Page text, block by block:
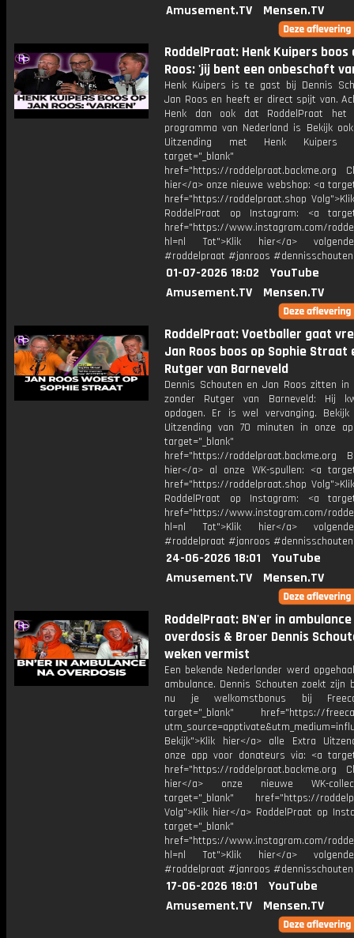
Amusement.TV
Mensen.TV
RoddelPraat: Henk Kuipers boos
Roos: 'jij bent een onbeschoft
Henk Kuipers is te gast bij Dennis
Jan Roos en heeft er direct spijt van.
Henk dan ook dat RoddelPraat het
programma van Nederland is Bekijk
Uitzending met Henk
target="_blank"
href="https://roddelpraat.backme.org
hier</a> onze nieuwe webshop: <a
href="https://roddelpraat.shop
RoddelPraat op Instagram: <a
href="https://www.instagram.com/
hl=nl Tot">Klik hier</a>
#roddelpraat #janroos #dennisschouten
01-07-2026 18:02
YouTube
Amusement.TV
Mensen.TV
RoddelPraat: Voetballer gaat
Jan Roos boos op Sophie Straat
Rutger van Barneveld
Dennis Schouten en Jan Roos zitten in
zonder Rutger van Barneveld: Hij
opdagen. Er is wel vervanging.
Uitzending van 70 minuten in onze
target="_blank"
href="https://roddelpraat.backme.org
hier</a> al onze WK-spullen: <a
href="https://roddelpraat.shop
RoddelPraat op Instagram: <a
href="https://www.instagram.com/
hl=nl Tot">Klik hier</a>
#roddelpraat #janroos #dennisschouten
24-06-2026 18:01
YouTube
Amusement.TV
Mensen.TV
RoddelPraat: BN'er in
overdosis & Broer Dennis
weken vermist
Een bekende Nederlander werd
ambulance. Dennis Schouten zoekt zijn
nu je welkomstbonus bij
target="_blank" href="https://
Bekijk">Klik hier</a> alle Extra
onze app voor donateurs via: <a
href="https://roddelpraat.backme.org
hier</a> onze nieuwe WK-
target="_blank" href="https://
Volg">Klik hier</a> RoddelPraat op
target="_blank"
href="https://www.instagram.com/
hl=nl Tot">Klik hier</a>
#roddelpraat #janroos #dennisschouten
17-06-2026 18:01
YouTube
Amusement.TV
Mensen.TV